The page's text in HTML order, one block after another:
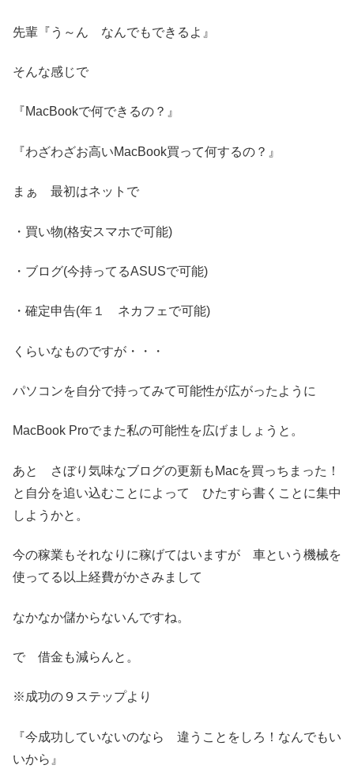
先輩『う～ん なんでもできるよ』
そんな感じで
『MacBookで何できるの？』
『わざわざお高いMacBook買って何するの？』
まぁ 最初はネットで
・買い物(格安スマホで可能)
・ブログ(今持ってるASUSで可能)
・確定申告(年１ ネカフェで可能)
くらいなものですが・・・
パソコンを自分で持ってみて可能性が広がったように
MacBook Proでまた私の可能性を広げましょうと。
あと さぼり気味なブログの更新もMacを買っちまった！
と自分を追い込むことによって ひたすら書くことに集中
しようかと。
今の稼業もそれなりに稼げてはいますが 車という機械を
使ってる以上経費がかさみまして
なかなか儲からないんですね。
で 借金も減らんと。
※成功の９ステップより
『今成功していないのなら 違うことをしろ！なんでもい
いから』